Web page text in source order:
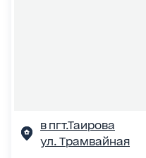
в пгт.Таирова
ул. Трамвайная